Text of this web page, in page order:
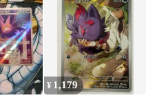
¥ 1,179